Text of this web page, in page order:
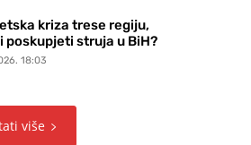
kriza trese regiju,
poskupjeti struja u BiH?
18:03
više